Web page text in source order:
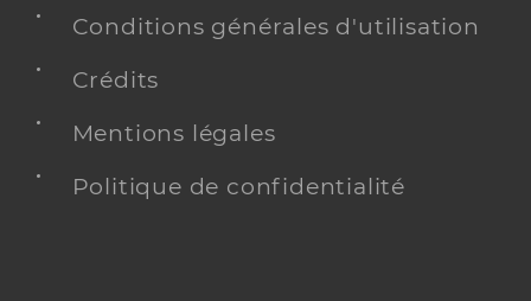
Conditions générales d'utilisation
Crédits
Mentions légales
Politique de confidentialité